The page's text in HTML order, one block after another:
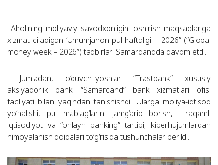
Aholining moliyaviy savodxonligini oshirish maqsadlariga
xizmat qiladigan ‘Umumjahon pul haftaligi – 2026” (“Global
money week – 2026”) tadbirlari Samarqandda davom etdi.
Jumladan, o‘quvchi-yoshlar “Trastbank” xususiy
aksiyadorlik banki “Samarqand” bank xizmatlari ofisi
faoliyati bilan yaqindan tanishishdi. Ularga moliya-iqtisod
yo‘nalishi, pul mablag‘larini jamg‘arib borish, raqamli
iqtisodiyot va “onlayn banking” tartibi, kiberhujumlardan
himoyalanish qoidalari to‘g‘risida tushunchalar berildi.